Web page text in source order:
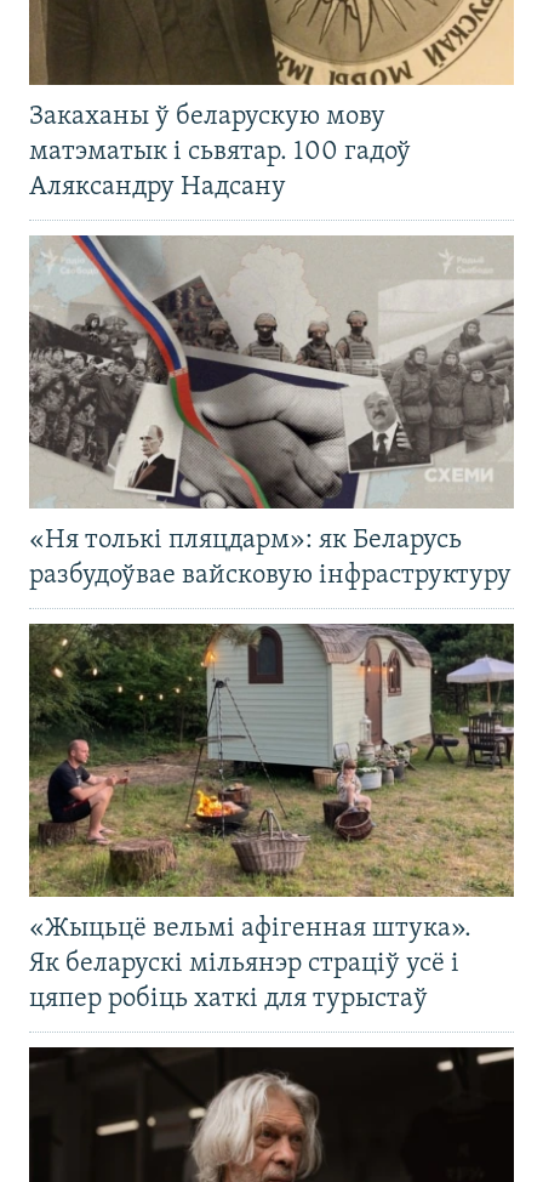
Закаханы ў беларускую мову
матэматык і сьвятар. 100 гадоў
Аляксандру Надсану
«Ня толькі пляцдарм»: як Беларусь
разбудоўвае вайсковую інфраструктуру
«Жыцьцё вельмі афігенная штука».
Як беларускі мільянэр страціў усё і
цяпер робіць хаткі для турыстаў